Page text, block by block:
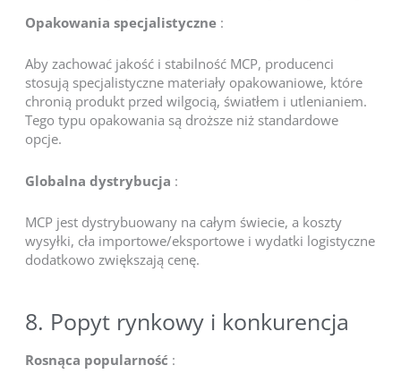
Opakowania specjalistyczne :
Aby zachować jakość i stabilność MCP, producenci
stosują specjalistyczne materiały opakowaniowe, które
chronią produkt przed wilgocią, światłem i utlenianiem.
Tego typu opakowania są droższe niż standardowe
opcje.
Globalna dystrybucja :
MCP jest dystrybuowany na całym świecie, a koszty
wysyłki, cła importowe/eksportowe i wydatki logistyczne
dodatkowo zwiększają cenę.
8. Popyt rynkowy i konkurencja
Rosnąca popularność :